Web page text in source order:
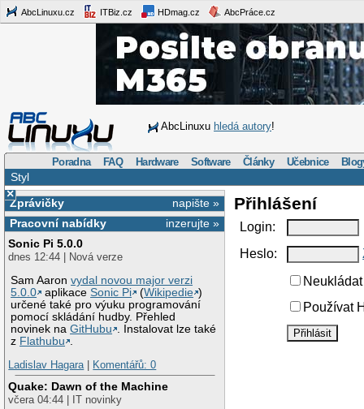
AbcLinuxu.cz ITBiz.cz HDmag.cz AbcPráce.cz
AbcLinuxu hledá autory!
Poradna FAQ Hardware Software Články Učebnice
Styl
×
napište »
Zprávičky
inzerujte »
Pracovní nabídky
Sonic Pi 5.0.0
dnes 12:44 | Nová verze
Sam Aaronvydal novou major verzi
5.0.0
aplikaceSonic Pi (Wikipedie )
určené také pro výuku programování
pomocí skládání hudby. Přehled
novinek naGitHubu
. Instalovat lze také
z Flathubu
Ladislav Hagara| Komentářů: 0
Quake: Dawn of the Machine
včera 04:44 | IT novinky
Přihlášení
Login:
Heslo:
Používat